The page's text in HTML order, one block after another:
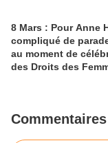
8 Mars : Pour Anne
compliqué de
au moment de
des Droits des
Commentaires